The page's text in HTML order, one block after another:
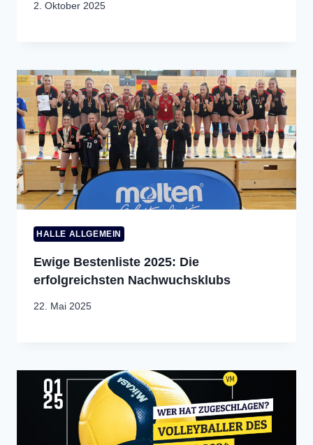
2. Oktober 2025
HALLE ALLGEMEIN
Ewige Bestenliste 2025: Die
erfolgreichsten Nachwuchsklubs
22. Mai 2025